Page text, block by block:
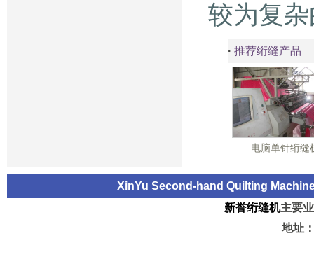
较为复
· 推荐绗缝产品
电脑单针绗缝
XinYu Second-hand Quilting
新誉绗缝机主要
地址